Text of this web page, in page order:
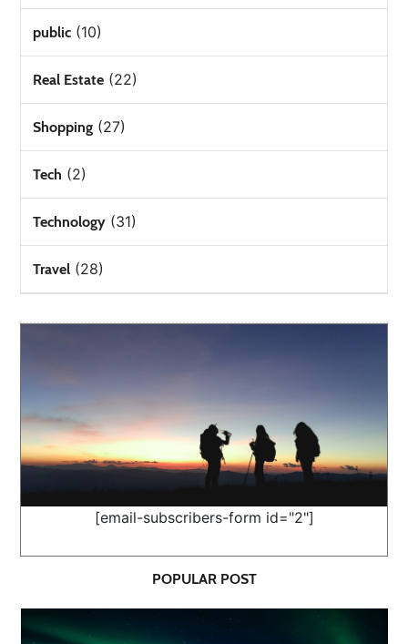
public (10)
Real Estate (22)
Shopping (27)
Tech (2)
Technology (31)
Travel (28)
[email-subscribers-form id="2"]
POPULAR POST